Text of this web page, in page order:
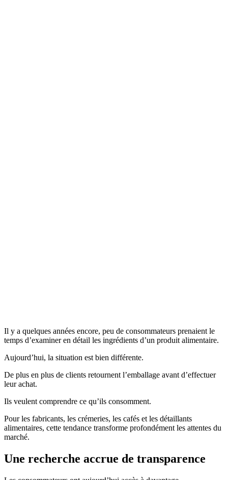
Il y a quelques années encore, peu de consommateurs prenaient le
temps d’examiner en détail les ingrédients d’un produit alimentaire.
Aujourd’hui, la situation est bien différente.
De plus en plus de clients retournent l’emballage avant d’effectuer
leur achat.
Ils veulent comprendre ce qu’ils consomment.
Pour les fabricants, les crémeries, les cafés et les détaillants
alimentaires, cette tendance transforme profondément les attentes du
marché.
Une recherche accrue de transparence